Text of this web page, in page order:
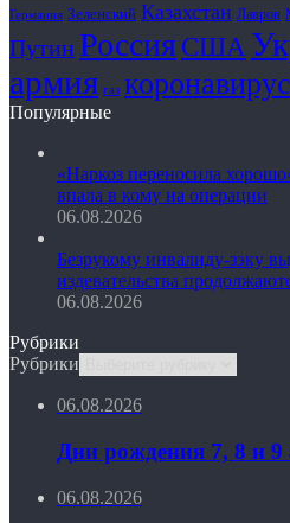
Германия Зеленский Казахстан Лавров
Путин РоссияСША
армия газ коронавирус
Популярные
«Наркоз переносила
впала в кому на операции
06.08.2026
Безрукому инвалиду-зэку
издевательства
06.08.2026
Рубрики
Рубрики
06.08.2026
Дни рождения 7, 8 и 9
06.08.2026